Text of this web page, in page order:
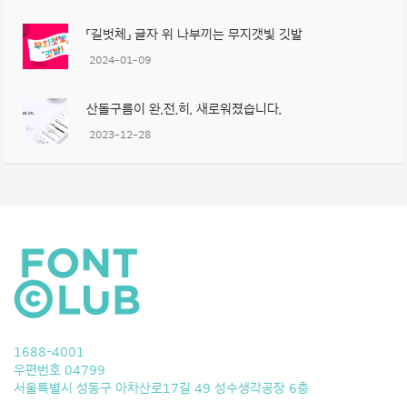
「길벗체」 글자 위 나부끼는 무지갯빛 깃발
2024-01-09
산돌구름이 완.전.히. 새로워졌습니다.
2023-12-28
1688-4001
우편번호 04799
서울특별시 성동구 아차산로17길 49 성수생각공장 6층